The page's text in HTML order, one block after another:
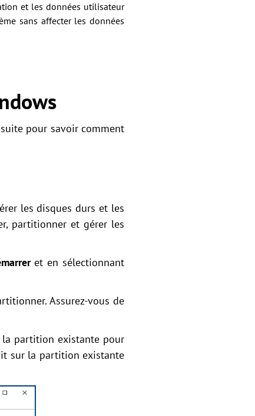
et les données utilisateur
sans affecter les données
pour savoir comment
les disques durs et les
partitionner et gérer les
et en sélectionnant
Assurez-vous de
la partition existante pour
sur la partition existante